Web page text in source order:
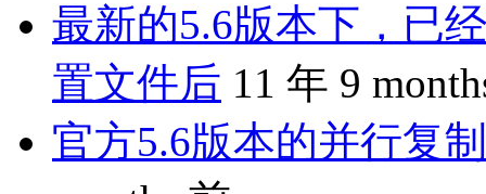
最新的5.6版本下，已
置文件后 11 年 9
官方5.6版本的并行复